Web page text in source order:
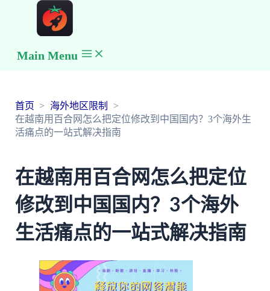
Main Menu
首页
海外地区限制
在越南用百合网怎么把定位修改到中国国内？3个海外生
活痛点的一站式解决指南
在越南用百合网怎么把定位
修改到中国国内？3个海外
生活痛点的一站式解决指南